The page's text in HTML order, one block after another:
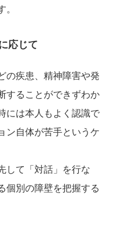
。
応じて
の疾患、精神障害や発
することができずわか
には本人もよく認識で
ン自体が苦手というケ
して「対話」を行な
個別の障壁を把握する